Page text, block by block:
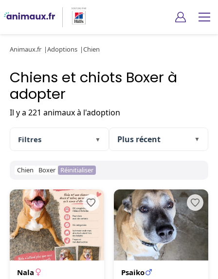
Animaux.fr Adoptions Chien
Chiens et chiots Boxer à
adopter
Il y a 221 animaux à l'adoption
Filtres ▼ ▼
Chien Boxer Réinitialiser
Nala Psaiko